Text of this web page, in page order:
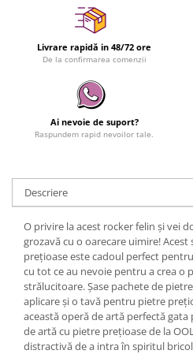
Livrare rapidă in 48/72 ore
De la confirmarea comenzii
Ai nevoie de suport?
Raspundem rapid nevoilor tale.
Descriere
O privire la acest rocker felin și vei
grozavă cu o oarecare uimire!
prețioase este cadoul perfect
cu tot ce au nevoie pentru a crea o
strălucitoare. Șase pachete de
aplicare și o tavă pentru pietre
această operă de artă perfectă
de artă cu pietre prețioase de la
distractivă de a intra în spiritul